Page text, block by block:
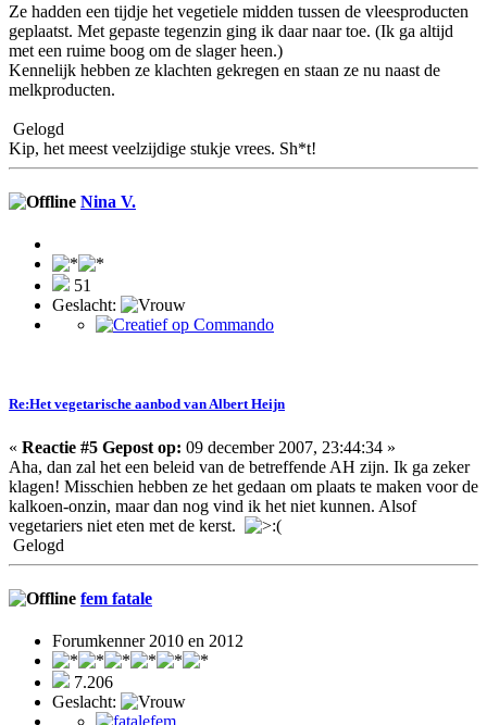
Ze hadden een tijdje het vegetiele midden tussen de vleesproducten
geplaatst. Met gepaste tegenzin ging ik daar naar toe. (Ik ga altijd
met een ruime boog om de slager heen.)
Kennelijk hebben ze klachten gekregen en staan ze nu naast de
melkproducten.
Gelogd
Kip, het meest veelzijdige stukje vrees. Sh*t!
Nina V.
51
Geslacht:
Re:Het vegetarische aanbod van Albert Heijn
« Reactie #5 Gepost op: 09 december 2007, 23:44:34 »
Aha, dan zal het een beleid van de betreffende AH zijn. Ik ga zeker
klagen! Misschien hebben ze het gedaan om plaats te maken voor de
kalkoen-onzin, maar dan nog vind ik het niet kunnen. Alsof
vegetariers niet eten met de kerst.
Gelogd
fem fatale
Forumkenner 2010 en 2012
7.206
Geslacht: